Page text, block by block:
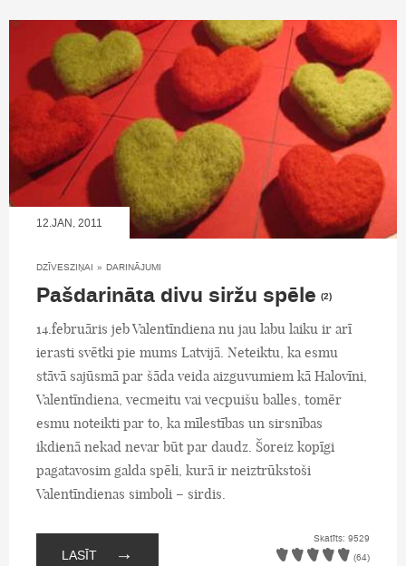
12.JAN, 2011
DZĪVESZIŅAI » DARINĀJUMI
Pašdarināta divu siržu spēle (2)
14.februāris jeb Valentīndiena nu jau labu laiku ir arī
ierasti svētki pie mums Latvijā. Neteiktu, ka esmu
stāvā sajūsmā par šāda veida aizguvumiem kā Halovīni,
Valentīndiena, vecmeitu vai vecpuišu balles, tomēr
esmu noteikti par to, ka mīlestības un sirsnības
ikdienā nekad nevar būt par daudz. Šoreiz kopīgi
pagatavosim galda spēli, kurā ir neiztrūkstoši
Valentīndienas simboli – sirdis.
LASĪT →
Skatīts: 9529
(64)